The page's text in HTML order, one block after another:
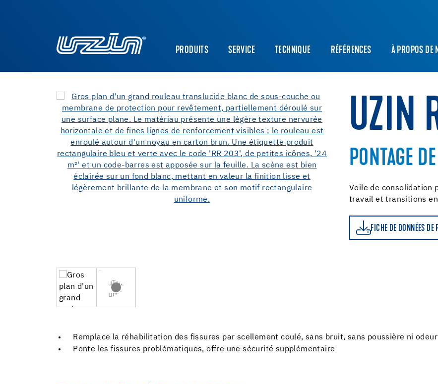
PRODUITS SERVICE TECHNIQUE RÉFÉRENCES À PROPOS DE
UZIN
PONTAGE
Voile de consolidation
travail et transitions
FICHE DE DONNÉES DE
LE
Remplace la réhabilitation des fissures par scellement coulé, sans bruit, sans poussière ni odeur
Ponte les fissures problématiques, offre une sécurité supplémentaire